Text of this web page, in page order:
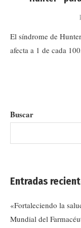
El síndrome de
afecta a 1 de cada
Buscar
Entradas
«Fortaleciendo la
Mundial del